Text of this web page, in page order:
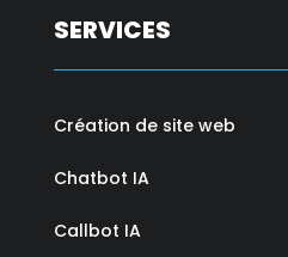
SERVICES
Création de site web
Chatbot IA
Callbot IA